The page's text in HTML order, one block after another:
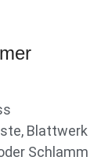
Blattwerk
Schlamm